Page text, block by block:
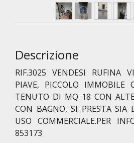
Descrizione
RIF.3025 VENDESI RUFINA
PIAVE, PICCOLO IMMOBILE
TENUTO DI MQ 18 CON
CON BAGNO, SI PRESTA SIA
USO COMMERCIALE.PER
853173